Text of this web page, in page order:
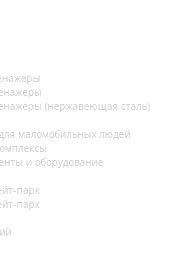
(нержавеющая сталь)
маломобильных людей
и оборудование
парк
парк